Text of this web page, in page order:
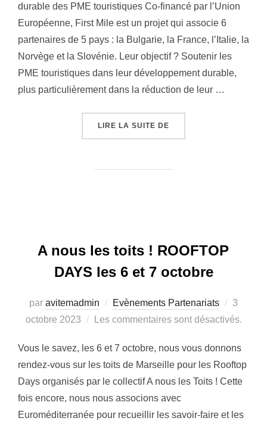
durable des PME touristiques Co-financé par l’Union
Européenne, First Mile est un projet qui associe 6
partenaires de 5 pays : la Bulgarie, la France, l’Italie, la
Norvège et la Slovénie. Leur objectif ? Soutenir les
PME touristiques dans leur développement durable,
plus particulièrement dans la réduction de leur …
LIRE LA SUITE DE
A nous les toits ! ROOFTOP
DAYS les 6 et 7 octobre
par avitemadmin Evènements Partenariats
Publié
le
3
octobre 2023
Les commentaires sont désactivés.
Vous le savez, les 6 et 7 octobre, nous vous donnons
rendez-vous sur les toits de Marseille pour les Rooftop
Days organisés par le collectif A nous les Toits ! Cette
fois encore, nous nous associons avec
Euroméditerranée pour recueillir les savoir-faire et les